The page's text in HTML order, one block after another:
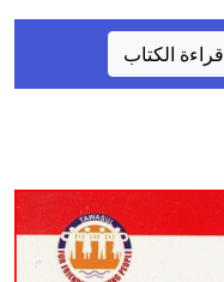
قراءة الكتاب